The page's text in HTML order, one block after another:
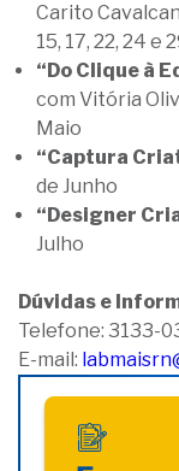
Carito
15, 17, 22, 24 e
“Do Clique à
com Vitória
Maio
“Captura
de Junho
“Designer
Julho
Dúvidas e
Telefone: 3133-
E-mail: